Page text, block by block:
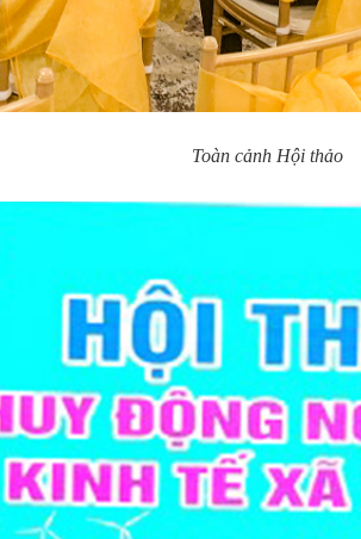
Toàn cảnh Hội thảo